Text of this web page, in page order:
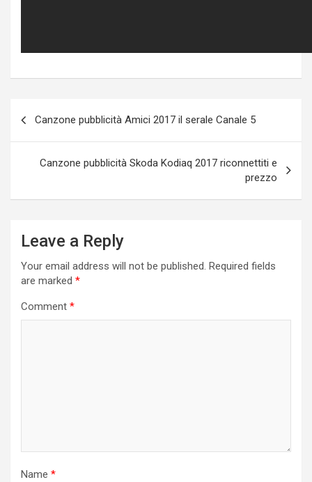
navigation
Canzone pubblicità Amici 2017 il serale Canale 5
Canzone pubblicità Skoda Kodiaq 2017 riconnettiti e
prezzo
Leave a Reply
Your email address will not be published. Required fields
are marked *
Comment *
Name *